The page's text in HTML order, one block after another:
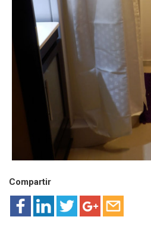
Compartir